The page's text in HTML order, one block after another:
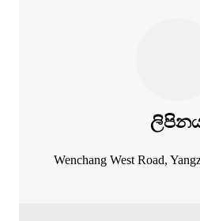
Wenchang West Road,